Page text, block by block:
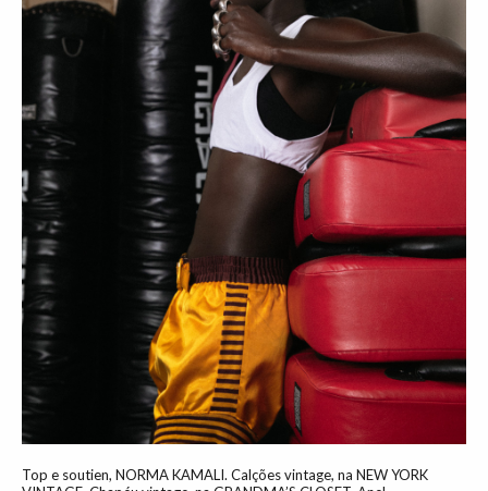
Top e soutien, NORMA KAMALI. Calções vintage, na NEW YORK